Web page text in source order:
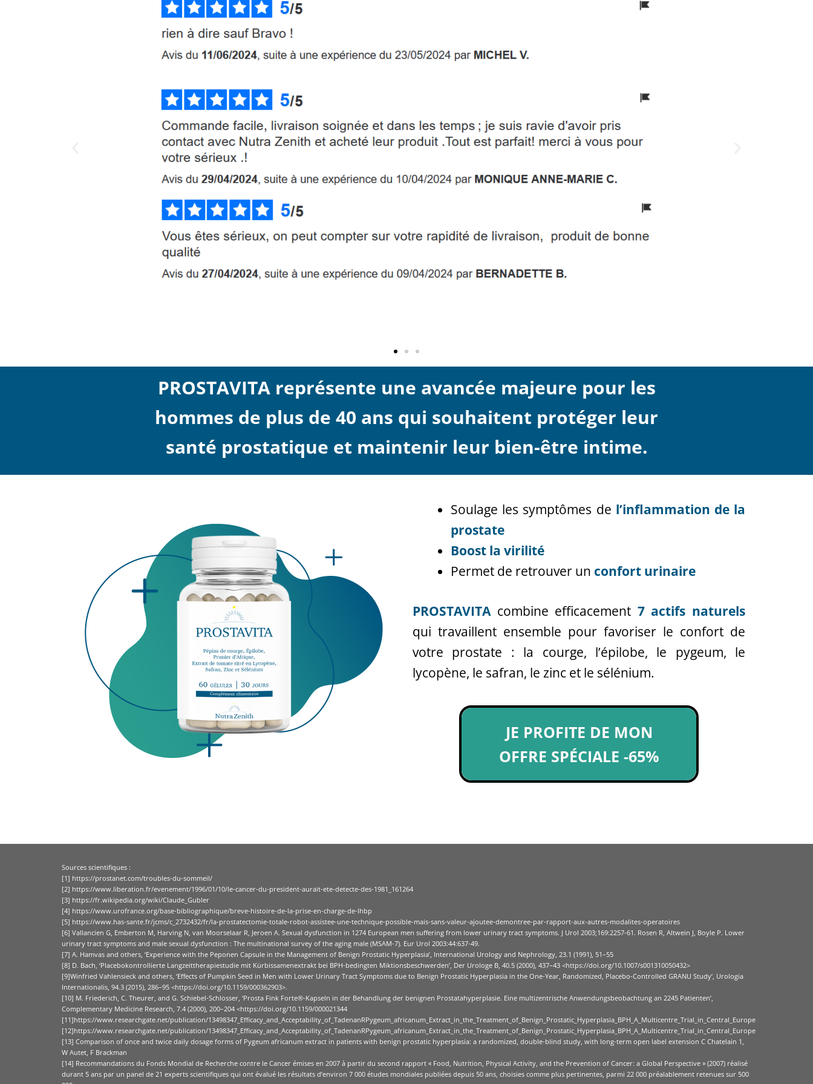
PROSTAVITA représente une avancée majeure pour les
hommes de plus de 40 ans qui souhaitent protéger leur
santé prostatique et maintenir leur bien-être intime.
Soulage les symptômes de l’inflammation de la
prostate
Boost la virilité
Permet de retrouver un confort urinaire
PROSTAVITA combine efficacement 7 actifs naturels
qui travaillent ensemble pour favoriser le confort de
votre prostate : la courge, l’épilobe, le pygeum, le
lycopène, le safran, le zinc et le sélénium.
JE PROFITE DE MON
OFFRE SPÉCIALE -65%
Sources scientifiques :
[1] https://prostanet.com/troubles-du-sommeil/
[2] https://www.liberation.fr/evenement/1996/01/10/le-cancer-du-president-aurait-ete-detecte-des-1981_161264
[3] https://fr.wikipedia.org/wiki/Claude_Gubler
[4] https://www.urofrance.org/base-bibliographique/breve-histoire-de-la-prise-en-charge-de-lhbp
[5] https://www.has-sante.fr/jcms/c_2732432/fr/la-prostatectomie-totale-robot-assistee-une-technique-possible-mais-sans-valeur-ajoutee-demontree-par-rapport-aux-autres-modalites-operatoires
[6] Vallancien G, Emberton M, Harving N, van Moorselaar R, Jeroen A. Sexual dysfunction in 1274 European men suffering from lower urinary tract symptoms. J Urol 2003;169:2257-61. Rosen R, Altwein J, Boyle P. Lower
urinary tract symptoms and male sexual dysfunction : The multinational survey of the aging male (MSAM-7). Eur Urol 2003:44:637-49.
[7] A. Hamvas and others, ‘Experience with the Peponen Capsule in the Management of Benign Prostatic Hyperplasia’, International Urology and Nephrology, 23.1 (1991), 51–55
[8] D. Bach, ‘Placebokontrollierte Langzeittherapiestudie mit Kürbissamenextrakt bei BPH-bedingten Miktionsbeschwerden’, Der Urologe B, 40.5 (2000), 437–43 <https://doi.org/10.1007/s001310050432>
[9]Winfried Vahlensieck and others, ‘Effects of Pumpkin Seed in Men with Lower Urinary Tract Symptoms due to Benign Prostatic Hyperplasia in the One-Year, Randomized, Placebo-Controlled GRANU Study’, Urologia
Internationalis, 94.3 (2015), 286–95 <https://doi.org/10.1159/000362903>.
[10] M. Friederich, C. Theurer, and G. Schiebel-Schlosser, ‘Prosta Fink Forte®-Kapseln in der Behandlung der benignen Prostatahyperplasie. Eine multizentrische Anwendungsbeobachtung an 2245 Patienten’,
Complementary Medicine Research, 7.4 (2000), 200–204 <https://doi.org/10.1159/000021344
[11]https://www.researchgate.net/publication/13498347_Efficacy_and_Acceptability_of_TadenanRPygeum_africanum_Extract_in_the_Treatment_of_Benign_Prostatic_Hyperplasia_BPH_A_Multicentre_Trial_in_Central_Europe
[12]https://www.researchgate.net/publication/13498347_Efficacy_and_Acceptability_of_TadenanRPygeum_africanum_Extract_in_the_Treatment_of_Benign_Prostatic_Hyperplasia_BPH_A_Multicentre_Trial_in_Central_Europe
[13] Comparison of once and twice daily dosage forms of Pygeum africanum extract in patients with benign prostatic hyperplasia: a randomized, double-blind study, with long-term open label extension C Chatelain 1,
W Autet, F Brackman
[14] Recommandations du Fonds Mondial de Recherche contre le Cancer émises en 2007 à partir du second rapport « Food, Nutrition, Physical Activity, and the Prevention of Cancer: a Global Perspective » (2007) réalisé
durant 5 ans par un panel de 21 experts scientifiques qui ont évalué les résultats d’environ 7 000 études mondiales publiées depuis 50 ans, choisies comme plus pertinentes, parmi 22 000 préalablement retenues sur 500